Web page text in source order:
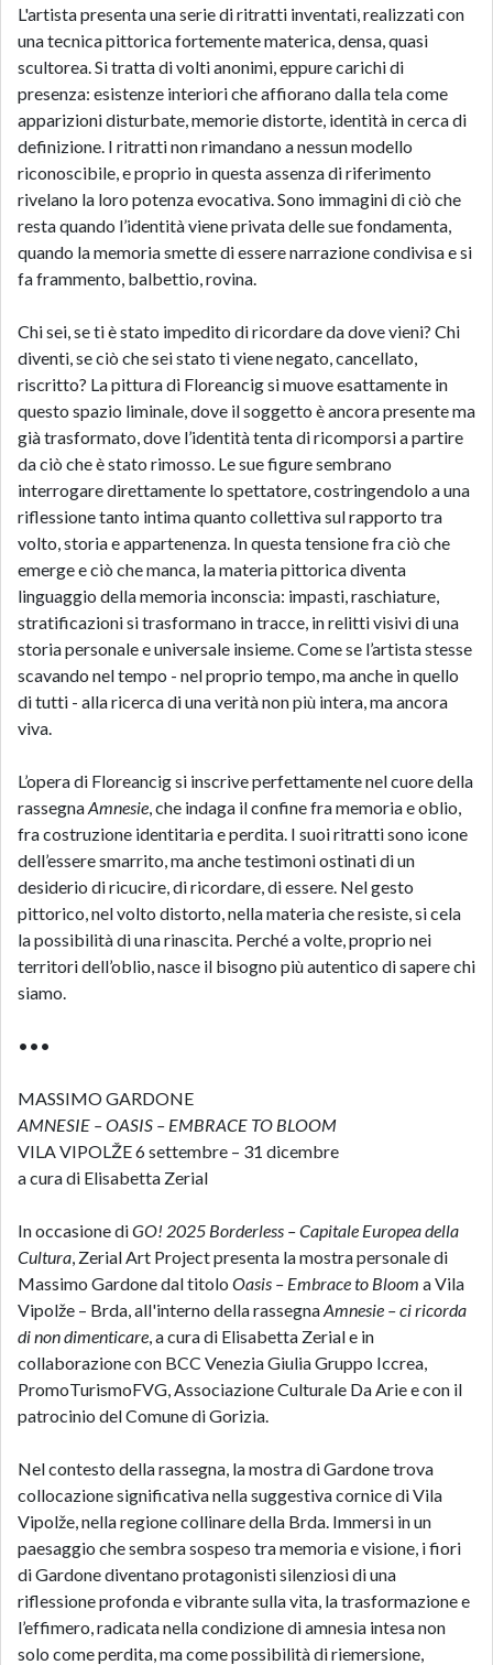
L'artista presenta una serie di ritratti inventati, realizzati con
una tecnica pittorica fortemente materica, densa, quasi
scultorea. Si tratta di volti anonimi, eppure carichi di
presenza: esistenze interiori che affiorano dalla tela come
apparizioni disturbate, memorie distorte, identità in cerca di
definizione. I ritratti non rimandano a nessun modello
riconoscibile, e proprio in questa assenza di riferimento
rivelano la loro potenza evocativa. Sono immagini di ciò che
resta quando l’identità viene privata delle sue fondamenta,
quando la memoria smette di essere narrazione condivisa e si
fa frammento, balbettio, rovina.
Chi sei, se ti è stato impedito di ricordare da dove vieni? Chi
diventi, se ciò che sei stato ti viene negato, cancellato,
riscritto? La pittura di Floreancig si muove esattamente in
questo spazio liminale, dove il soggetto è ancora presente ma
già trasformato, dove l’identità tenta di ricomporsi a partire
da ciò che è stato rimosso. Le sue figure sembrano
interrogare direttamente lo spettatore, costringendolo a una
riflessione tanto intima quanto collettiva sul rapporto tra
volto, storia e appartenenza. In questa tensione fra ciò che
emerge e ciò che manca, la materia pittorica diventa
linguaggio della memoria inconscia: impasti, raschiature,
stratificazioni si trasformano in tracce, in relitti visivi di una
storia personale e universale insieme. Come se l’artista stesse
scavando nel tempo - nel proprio tempo, ma anche in quello
di tutti - alla ricerca di una verità non più intera, ma ancora
viva.
L’opera di Floreancig si inscrive perfettamente nel cuore della
rassegnaAmnesie, che indaga il confine fra memoria e oblio,
fra costruzione identitaria e perdita. I suoi ritratti sono icone
dell’essere smarrito, ma anche testimoni ostinati di un
desiderio di ricucire, di ricordare, di essere. Nel gesto
pittorico, nel volto distorto, nella materia che resiste, si cela
la possibilità di una rinascita. Perché a volte, proprio nei
territori dell’oblio, nasce il bisogno più autentico di sapere chi
siamo.
•••
MASSIMO GARDONE
AMNESIE – OASIS – EMBRACE TO BLOOM
VILA VIPOLŽE 6 settembre – 31 dicembre
a cura di Elisabetta Zerial
In occasione diGO! 2025 Borderless – Capitale Europea della
Cultura, Zerial Art Project presenta la mostra personale di
Massimo Gardone dal titolo Oasis – Embrace to Bloom a Vila
Vipolže – Brda, all'interno della rassegnaAmnesie – ci ricorda
di non dimenticare, a cura di Elisabetta Zerial e in
collaborazione con BCC Venezia Giulia Gruppo Iccrea,
PromoTurismoFVG, Associazione Culturale Da Arie e con il
patrocinio del Comune di Gorizia.
Nel contesto della rassegna, la mostra di Gardone trova
collocazione significativa nella suggestiva cornice di Vila
Vipolže, nella regione collinare della Brda. Immersi in un
paesaggio che sembra sospeso tra memoria e visione, i fiori
di Gardone diventano protagonisti silenziosi di una
riflessione profonda e vibrante sulla vita, la trasformazione e
l’effimero, radicata nella condizione di amnesia intesa non
solo come perdita, ma come possibilità di riemersione,